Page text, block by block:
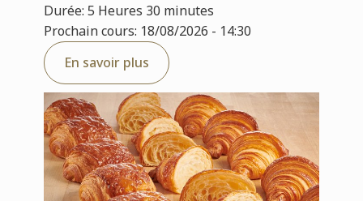
Durée: 5 Heures 30 minutes
Prochain cours: 18/08/2026 - 14:30
En savoir plus